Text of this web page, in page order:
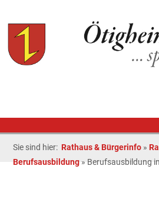
Sie sind hier: Rathaus & Bürgerinfo »
Berufsausbildung» Berufsausbildung